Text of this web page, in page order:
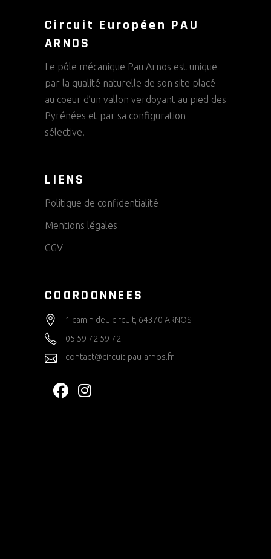
Circuit Européen PAU
ARNOS
Le pôle mécanique Pau Arnos est unique
par la qualité naturelle de son site placé
au coeur d’un vallon verdoyant au pied des
Pyrénées et par sa configuration
sélective.
LIENS
Politique de confidentialité
Mentions légales
CGV
COORDONNEES
1 camin deu circuit, 64370 ARNOS
05 59 72 59 72
contact@circuit-pau-arnos.fr